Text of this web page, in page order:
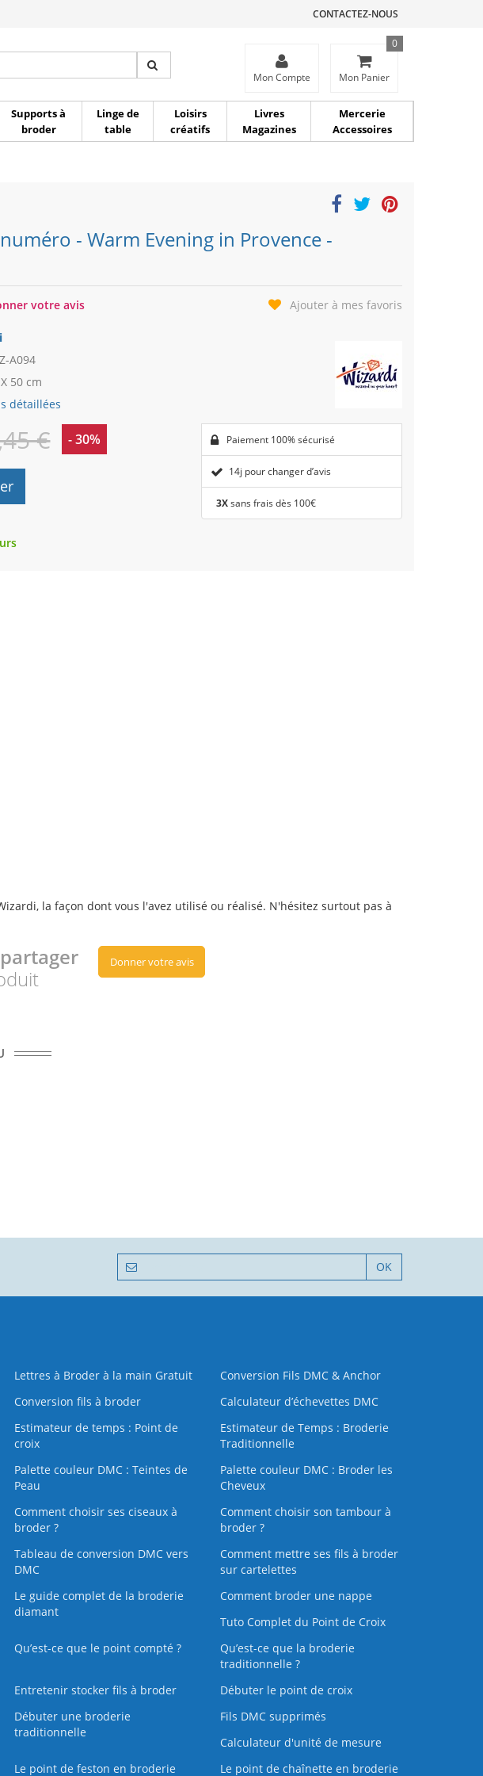
CONTACTEZ-NOUS
Mon Compte Mon Panier
0
Supports à
broder
Linge de
table
Loisirs
créatifs
Livres
Magazines
Mercerie
Accessoires
- Warm Evening in Provence -
votre avis Ajouter à mes favoris
A094
50 cm
détaillées
€ - 30% Paiement 100% sécurisé
14j pour changer d’avis
3Xsans frais dès 100€
la façon dont vous l'avez utilisé ou réalisé. N'hésitez surtout pas à
Donner votre avis
OK
Lettres à Broder à la main Gratuit
Conversion Fils DMC & Anchor
Conversion fils à broder
Calculateur d’échevettes DMC
Estimateur de temps : Point de
croix
Estimateur de Temps : Broderie
Traditionnelle
Palette couleur DMC : Teintes de
Peau
Palette couleur DMC : Broder les
Cheveux
Comment choisir ses ciseaux à
broder ?
Comment choisir son tambour à
broder ?
Tableau de conversion DMC vers
DMC
Comment mettre ses fils à broder
sur cartelettes
Le guide complet de la broderie
diamant
Comment broder une nappe
Tuto Complet du Point de Croix
Qu’est-ce que le point compté ?
Qu’est-ce que la broderie
traditionnelle ?
Entretenir stocker fils à broder
Débuter le point de croix
Débuter une broderie
traditionnelle
Fils DMC supprimés
Calculateur d'unité de mesure
Le point de feston en broderie Le point de chaînette en broderie